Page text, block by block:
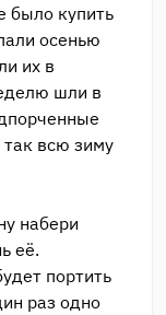
было купить
осенью
их в
шли в
так всю зиму
набери
её.
портить
раз одно